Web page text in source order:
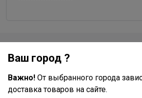
оформлении заказа.
Ваш город ?
Важно! От выбранного города
доставка товаров на сайте.